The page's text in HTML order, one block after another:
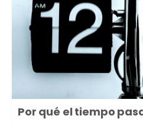
Por qué el tiempo